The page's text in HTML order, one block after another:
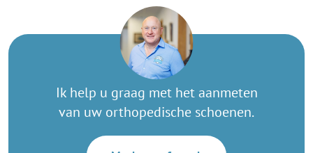
Ik help u graag met het aanmeten
van uw orthopedische schoenen.